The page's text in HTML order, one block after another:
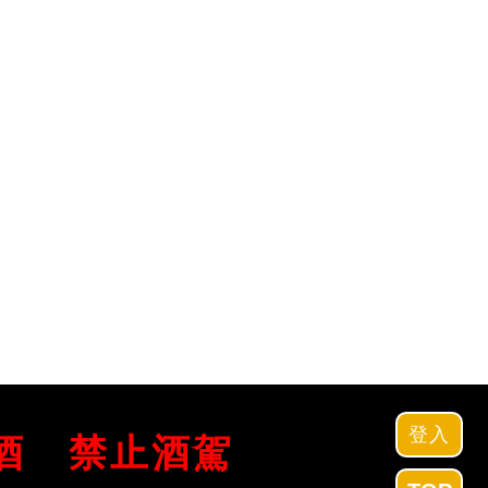
禁止酒駕 登入